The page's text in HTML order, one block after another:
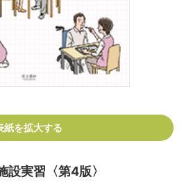
紙を拡大する
設実習〈第4版〉